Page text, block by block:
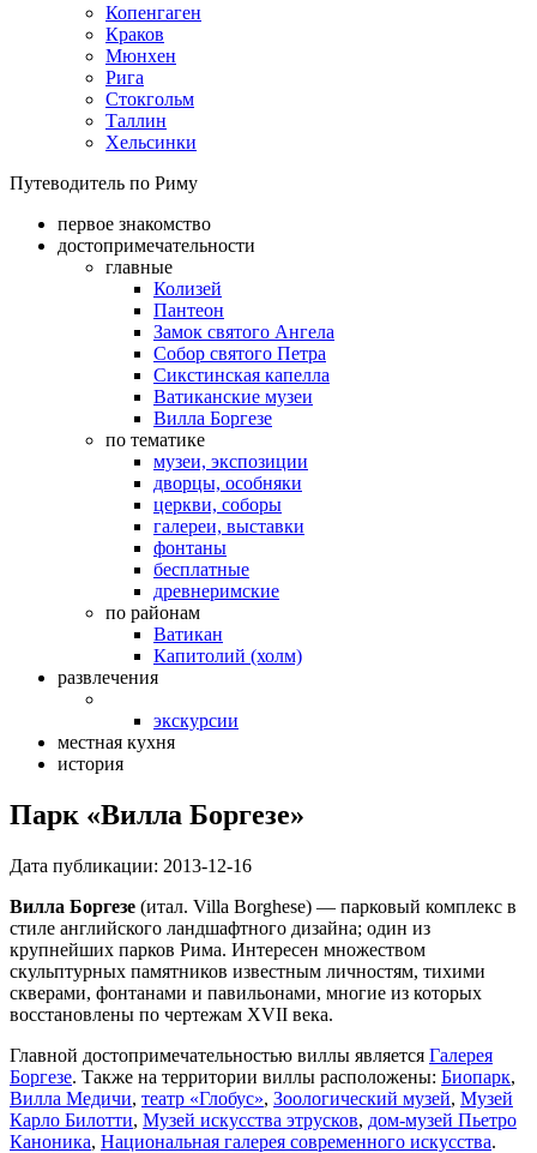
Копенгаген
Краков
Мюнхен
Рига
Стокгольм
Таллин
Хельсинки
Путеводитель по Риму
первое знакомство
достопримечательности
главные
Колизей
Пантеон
Замок святого Ангела
Собор святого Петра
Сикстинская капелла
Ватиканские музеи
Вилла Боргезе
по тематике
музеи, экспозиции
дворцы, особняки
церкви, соборы
галереи, выставки
фонтаны
бесплатные
древнеримские
по районам
Ватикан
Капитолий (холм)
развлечения
экскурсии
местная кухня
история
Парк «Вилла Боргезе»
Дата публикации: 2013-12-16
Вилла Боргезе (итал. Villa Borghese) — парковый комплекс в
стиле английского ландшафтного дизайна; один из
крупнейших парков Рима. Интересен множеством
скульптурных памятников известным личностям, тихими
скверами, фонтанами и павильонами, многие из которых
восстановлены по чертежам XVII века.
Главной достопримечательностью виллы является Галерея
Боргезе. Также на территории виллы расположены: Биопарк,
Вилла Медичи, театр «Глобус», Зоологический музей, Музей
Карло Билотти, Музей искусства этрусков, дом-музей Пьетро
Каноника, Национальная галерея современного искусства.